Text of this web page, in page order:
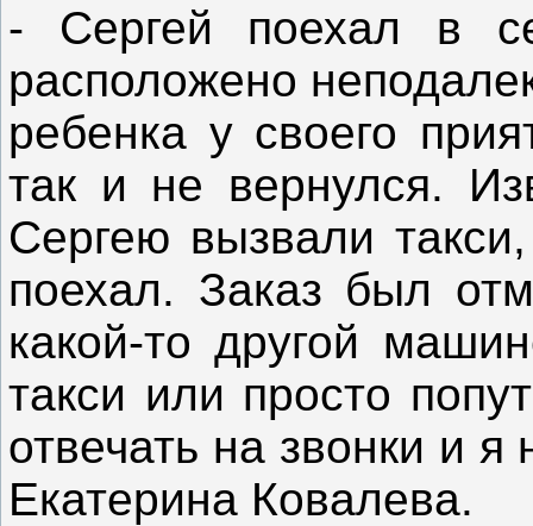
- Сергей поехал в
расположено
ребенка у своего
так и не вернулся.
Сергею вызвали
поехал. Заказ был
какой-то другой
такси или просто
отвечать на звонки и
Екатерина Ковалева.